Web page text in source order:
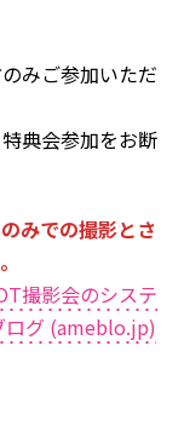
みご参加いただ
典会参加をお断
みでの撮影とさ
撮影会のシステ
ログ (ameblo.jp)